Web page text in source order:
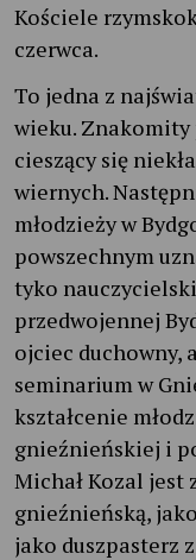
Kościele
czerwca.
To jedna z
wieku.
cieszący się
wiernych.
młodzieży w
powszechnym
tyko
przedwojennej
ojciec
seminarium w
kształcenie
gnieźnieńskiej i
Michał Kozal jest
gnieźnieńską,
jako duszpasterz